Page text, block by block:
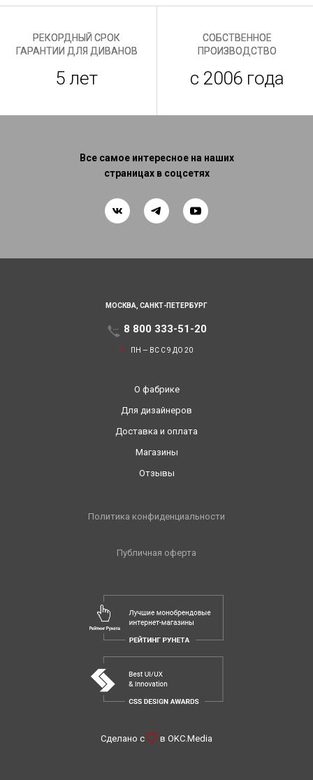
РЕКОРДНЫЙ СРОК
ГАРАНТИИ ДЛЯ ДИВАНОВ
5 лет
СОБСТВЕННОЕ
ПРОИЗВОДСТВО
с 2006 года
Все самое интересное на наших
страницах в соцсетях
МОСКВА, САНКТ-ПЕТЕРБУРГ
8 800 333-51-20
ПН — ВС С 9 ДО 20
О фабрике
Для дизайнеров
Доставка и оплата
Магазины
Отзывы
Политика конфиденциальности
Публичная оферта
Сделано с в OKC.Media